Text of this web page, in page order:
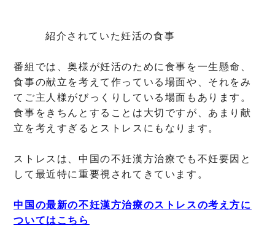
紹介されていた妊活の食事
番組では、奥様が妊活のために食事を一生懸命、
食事の献立を考えて作っている場面や、それをみ
てご主人様がびっくりしている場面もあります。
食事をきちんとすることは大切ですが、あまり献
立を考えすぎるとストレスにもなります。
ストレスは、中国の不妊漢方治療でも不妊要因と
して最近特に重要視されてきています。
中国の最新の不妊漢方治療のストレスの考え方に
ついてはこちら